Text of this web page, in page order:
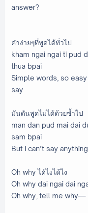
answer?
คำง่ายๆที่พูดได้ทั่วไป
kham ngai ngai ti pud
thua bpai
Simple words, so
say
มันดันพูดไม่ได้ด้วยซ้ำไป
man dan pud mai dai
sam bpai
But I can’t say anything
Oh why ได้ไงได้ไง
Oh why dai ngai dai
Oh why, tell me why—